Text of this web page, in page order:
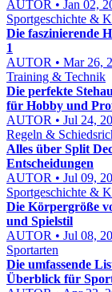
AUTOR • Jan 02,
Sportgeschichte &
Die faszinierende
1
AUTOR • Mar 26,
Training & Technik
Die perfekte
für Hobby und
AUTOR • Jul 24,
Regeln &
Alles über Split
Entscheidungen
AUTOR • Jul 09,
Sportgeschichte &
Die Körpergröße
und Spielstil
AUTOR • Jul 08,
Sportarten
Die umfassende
Überblick für